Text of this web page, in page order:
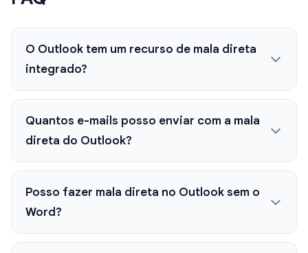
O Outlook tem um recurso de mala direta
integrado?
Quantos e-mails posso enviar com a mala
direta do Outlook?
Posso fazer mala direta no Outlook sem o
Word?